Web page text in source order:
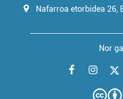
Nafarroa etorbidea 26,
Nor